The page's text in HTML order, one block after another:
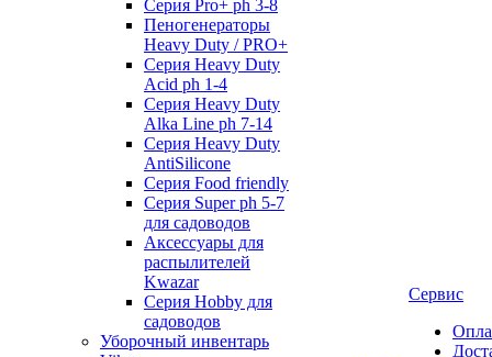
Серия Pro+ ph 3-8
Пеногенераторы
Heavy Duty / PRO+
Серия Heavy Duty
Acid ph 1-4
Серия Heavy Duty
Alka Line ph 7-14
Серия Heavy Duty
AntiSilicone
Серия Food friendly
Серия Super ph 5-7
для садоводов
Аксессуары для
распылителей
Kwazar
Серия Hobby для
садоводов
Уборочный инвентарь
Сервис